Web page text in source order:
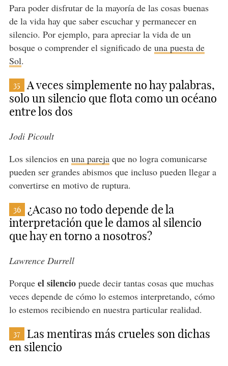
Para poder disfrutar de la mayoría de las cosas buenas
de la vida hay que saber escuchar y permanecer en
silencio. Por ejemplo, para apreciar la vida de un
bosque o comprender el significado de una puesta de
Sol.
35
A veces simplemente no hay palabras,
solo un silencio que flota como un océano
entre los dos
Jodi Picoult
Los silencios en una parejaque no logra comunicarse
pueden ser grandes abismos que incluso pueden llegar a
convertirse en motivo de ruptura.
36
¿Acaso no todo depende de la
interpretación que le damos al silencio
que hay en torno a nosotros?
Lawrence Durrell
Porqueel silenciopuede decir tantas cosas que muchas
veces depende de cómo lo estemos interpretando, cómo
lo estemos recibiendo en nuestra particular realidad.
37
Las mentiras más crueles son dichas
en silencio